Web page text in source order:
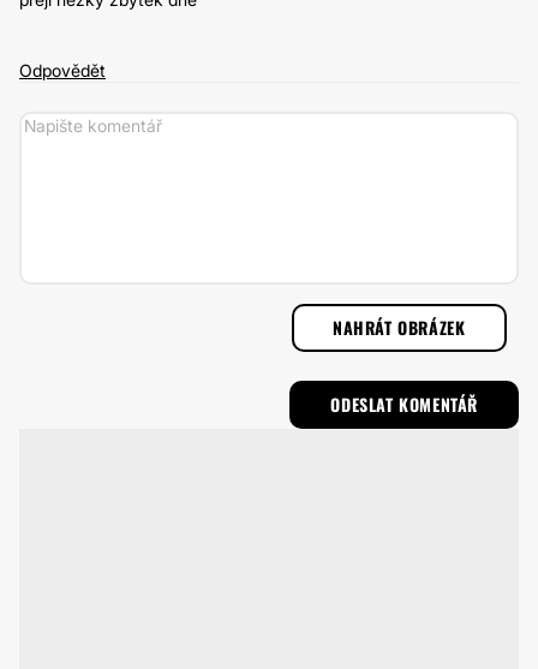
Odpovědět
NAHRÁT OBRÁZEK